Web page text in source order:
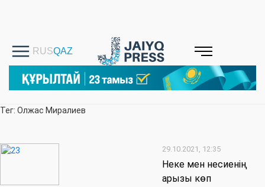
Тег: Олжас Миралиев
29.10.2021, 12:35
Неке мен несиенің
арызы көп